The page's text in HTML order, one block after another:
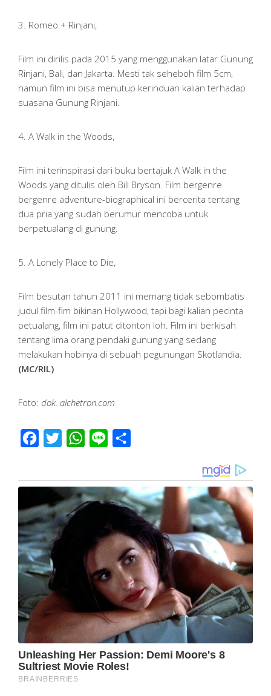
3. Romeo + Rinjani,
Film ini dirilis pada 2015 yang menggunakan latar Gunung
Rinjani, Bali, dan Jakarta. Mesti tak seheboh film 5cm,
namun film ini bisa menutup kerinduan kalian terhadap
suasana Gunung Rinjani.
4. A Walk in the Woods,
Film ini terinspirasi dari buku bertajuk A Walk in the
Woods yang ditulis oleh Bill Bryson. Film bergenre
bergenre adventure-biographical ini bercerita tentang
dua pria yang sudah berumur mencoba untuk
berpetualang di gunung.
5. A Lonely Place to Die,
Film besutan tahun 2011 ini memang tidak sebombatis
judul film-fim bikinan Hollywood, tapi bagi kalian pecinta
petualang, film ini patut ditonton loh. Film ini berkisah
tentang lima orang pendaki gunung yang sedang
melakukan hobinya di sebuah pegunungan Skotlandia.
(MC/RIL)
Foto: dok. alchetron.com
Facebook
Twitter WhatsApp
Line